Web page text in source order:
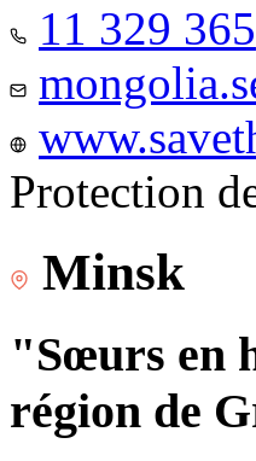
11 329 365
Protection
Minsk
"Sœurs en
région de